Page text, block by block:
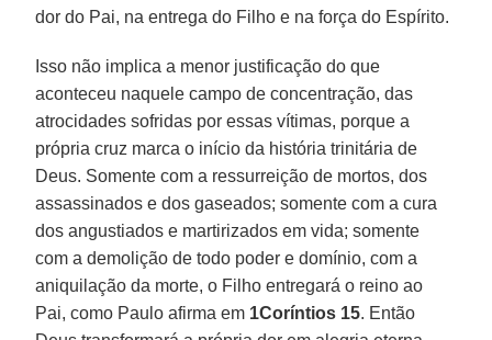
dor do Pai, na entrega do Filho e na força do Espírito.
Isso não implica a menor justificação do que
aconteceu naquele campo de concentração, das
atrocidades sofridas por essas vítimas, porque a
própria cruz marca o início da história trinitária de
Deus. Somente com a ressurreição de mortos, dos
assassinados e dos gaseados; somente com a cura
dos angustiados e martirizados em vida; somente
com a demolição de todo poder e domínio, com a
aniquilação da morte, o Filho entregará o reino ao
Pai, como Paulo afirma em 1Coríntios 15. Então